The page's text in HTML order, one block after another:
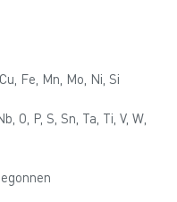
Fe, Mn, Mo, Ni, Si
O, P, S, Sn, Ta, Ti, V, W,